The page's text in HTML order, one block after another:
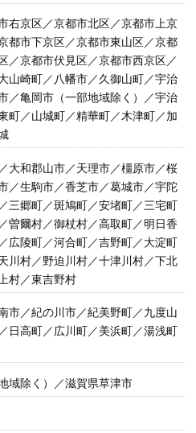
右京区／京都市北区／京都市上京
都市下京区／京都市東山区／京都
／京都市伏見区／京都市西京区／
山崎町／八幡市／久御山町／宇治
／亀岡市（一部地域除く）／宇治
町／山城町／精華町／木津町／加
大和郡山市／天理市／橿原市／桜
／生駒市／香芝市／葛城市／宇陀
三郷町／斑鳩町／安堵町／三宅町
曽爾村／御杖村／高取町／明日香
広陵町／河合町／吉野町／大淀町
川村／野迫川村／十津川村／下北
村／東吉野村
市／紀の川市／紀美野町／九度山
日高町／広川町／美浜町／湯浅町
域除く）／滋賀県草津市